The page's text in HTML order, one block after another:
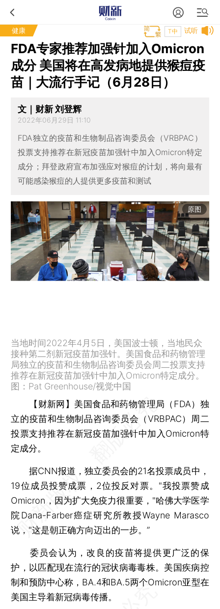
健康 试听
T中
FDA专家推荐加强针加入Omicron
成分 美国将在高发病地提供猴痘疫
苗｜大流行手记（6月28日）
文｜财新 刘登辉
2022年06月29日 11:10
FDA独立的疫苗和生物制品咨询委员会（VRBPAC）
投票支持推荐在新冠疫苗加强针中加入Omicron特定
成分；拜登政府宣布加强应对猴痘的计划，将向最有
可能感染猴痘的人提供更多疫苗和测试
原图
当地时间2022年4月5日，美国波士顿，当地民众
接种第二剂新冠疫苗加强针。美国食品和药物管理
局独立的疫苗和生物制品咨询委员会周二投票支持
推荐在新冠疫苗加强针中加入Omicron特定成分。
图：Pat Greenhouse/视觉中国
【财新网】 美国食品和药物管理局（FDA）独
立的疫苗和生物制品咨询委员会（VRBPAC）周二
投票支持推荐在新冠疫苗加强针中加入Omicron特
定成分。
据CNN报道，独立委员会的21名投票成员中，
19位成员投赞成票，2位投反对票。"我投票赞成
Omicron，因为扩大免疫力很重要，"哈佛大学医学
院Dana-Farber癌症研究所教授Wayne Marasco
说，"这是朝正确方向迈出的一步。”
委员会认为，改良的疫苗将提供更广泛的保
护，以匹配现在流行的冠状病毒毒株。美国疾病控
制和预防中心称，BA.4和BA.5两个Omicron亚型在
美国主导着新冠病毒传播。